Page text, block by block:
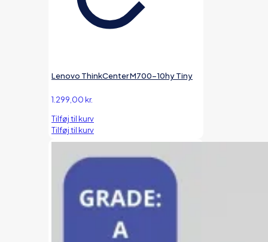
Lenovo ThinkCenter M700-10hy Tiny
1.299,00kr.
Tilføj til kurv
Tilføj til kurv